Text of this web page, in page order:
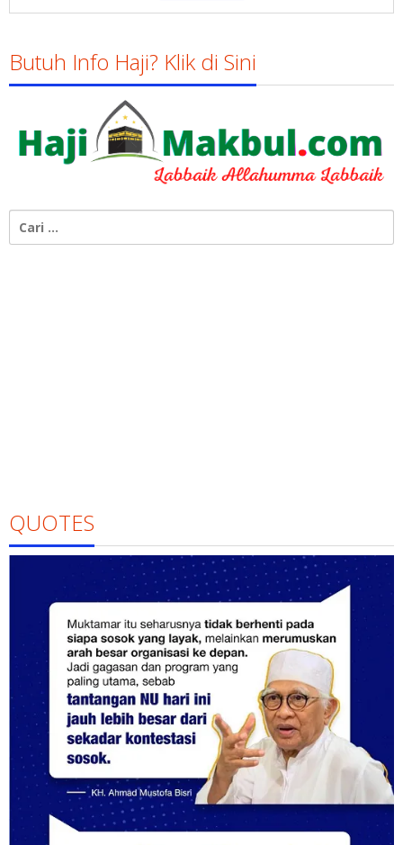
Butuh Info Haji? Klik di Sini
untuk:
QUOTES